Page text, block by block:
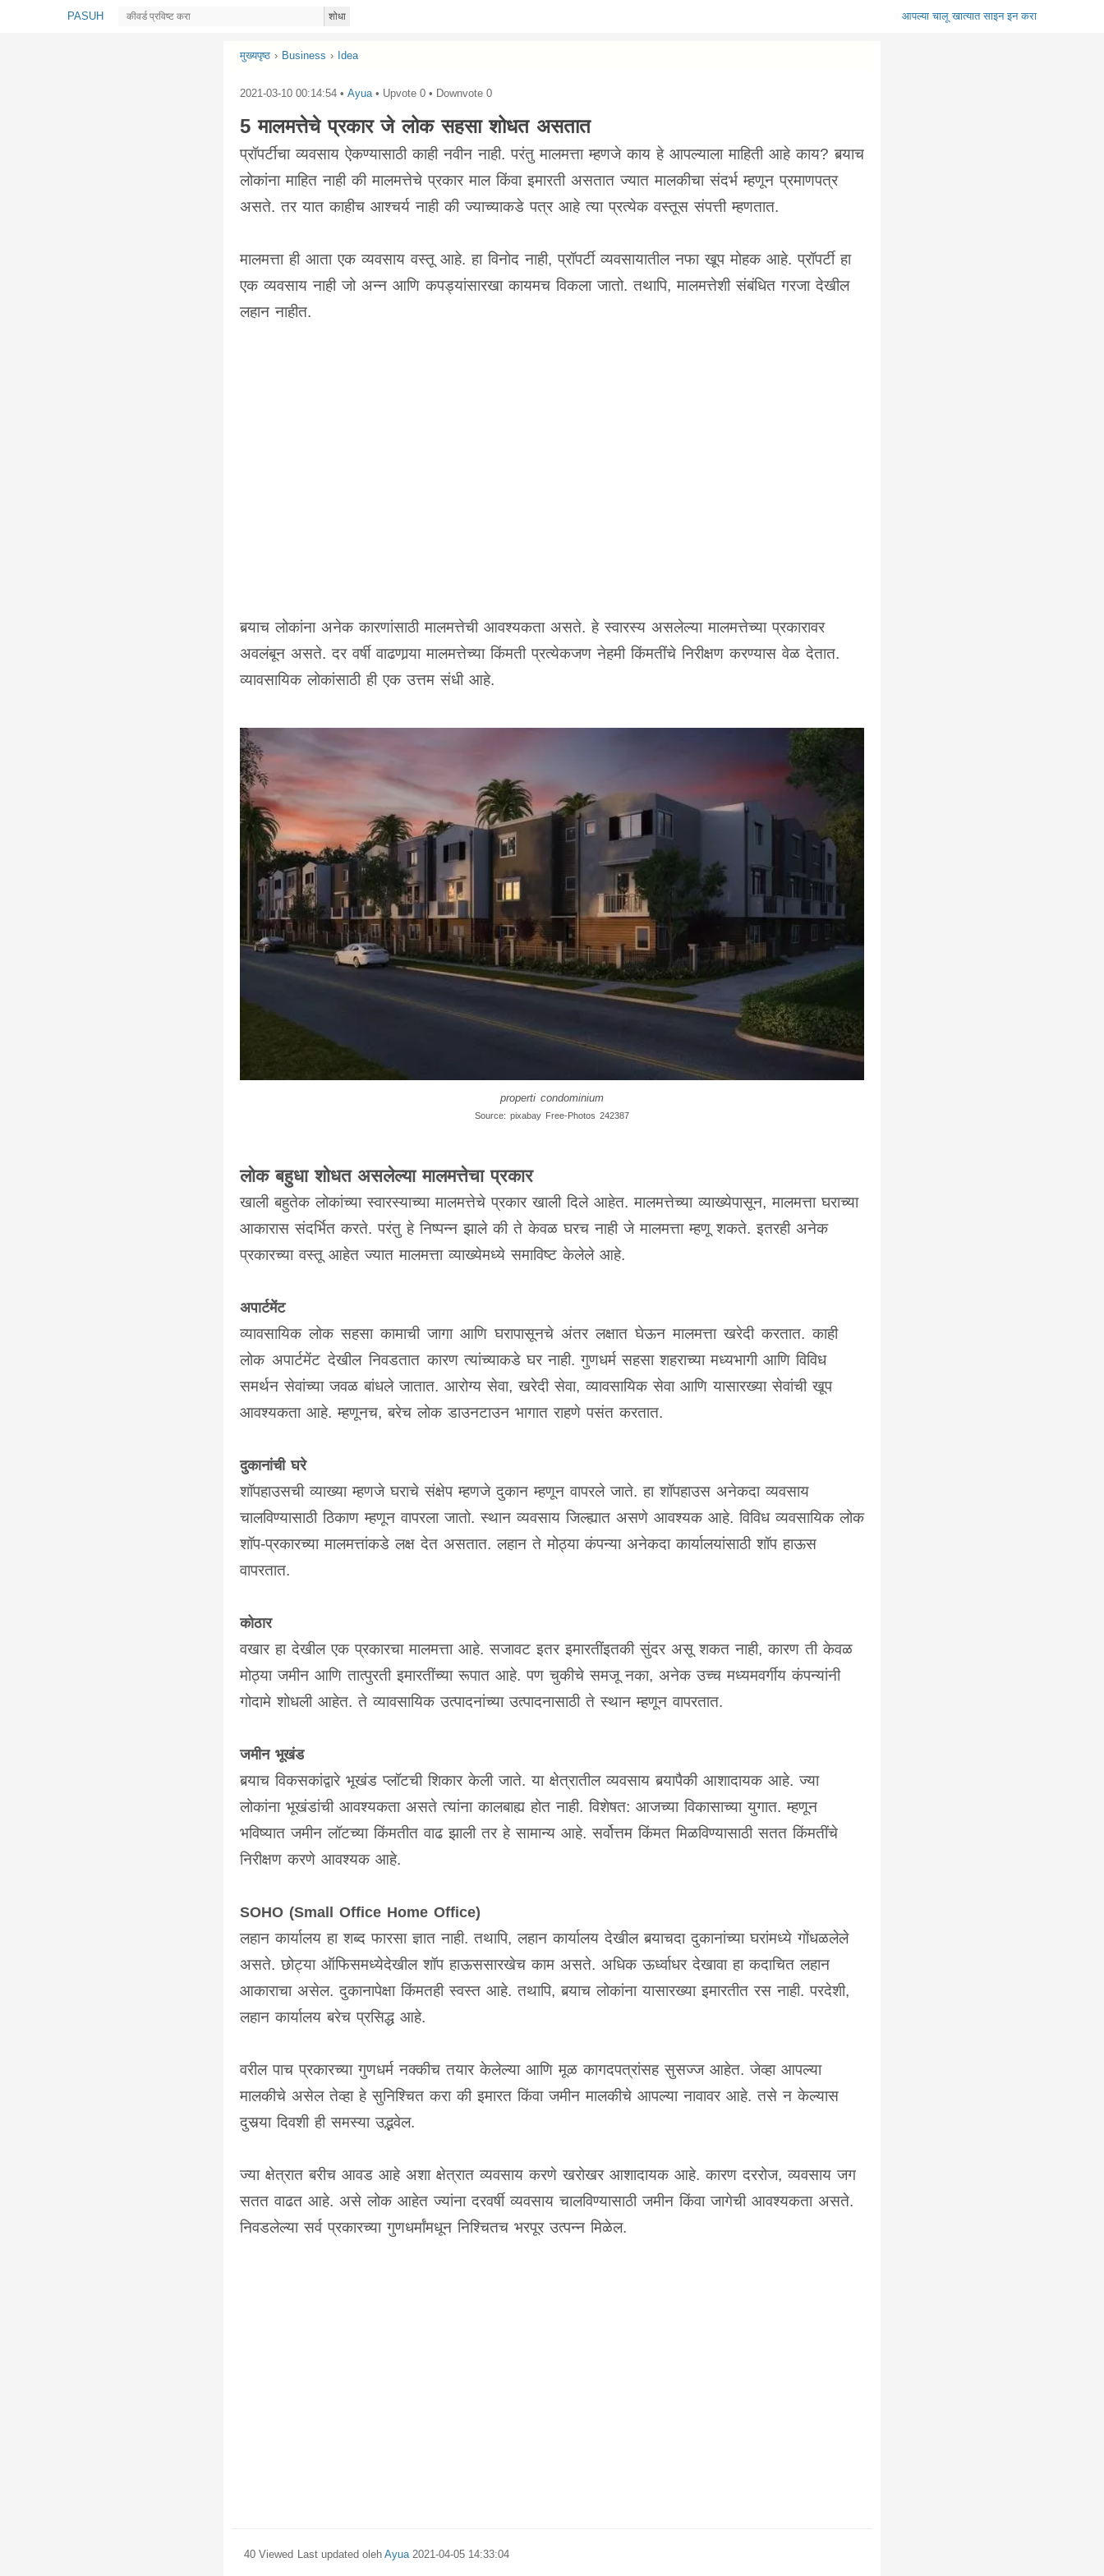
PASUH शोधा आपल्या चालू खात्यात साइन इन करा
मुख्यपृष्ठ › Business › Idea
2021-03-10 00:14:54 • Ayua• Upvote 0 • Downvote 0
5 मालमत्तेचे प्रकार जे लोक सहसा शोधत असतात
प्रॉपर्टीचा व्यवसाय ऐकण्यासाठी काही नवीन नाही. परंतु मालमत्ता म्हणजे काय हे आपल्याला माहिती आहे काय? बर्‍याच
लोकांना माहित नाही की मालमत्तेचे प्रकार माल किंवा इमारती असतात ज्यात मालकीचा संदर्भ म्हणून प्रमाणपत्र
असते. तर यात काहीच आश्चर्य नाही की ज्याच्याकडे पत्र आहे त्या प्रत्येक वस्तूस संपत्ती म्हणतात.
मालमत्ता ही आता एक व्यवसाय वस्तू आहे. हा विनोद नाही, प्रॉपर्टी व्यवसायातील नफा खूप मोहक आहे. प्रॉपर्टी हा
एक व्यवसाय नाही जो अन्न आणि कपड्यांसारखा कायमच विकला जातो. तथापि, मालमत्तेशी संबंधित गरजा देखील
लहान नाहीत.
बर्‍याच लोकांना अनेक कारणांसाठी मालमत्तेची आवश्यकता असते. हे स्वारस्य असलेल्या मालमत्तेच्या प्रकारावर
अवलंबून असते. दर वर्षी वाढणार्‍या मालमत्तेच्या किंमती प्रत्येकजण नेहमी किंमतींचे निरीक्षण करण्यास वेळ देतात.
व्यावसायिक लोकांसाठी ही एक उत्तम संधी आहे.
properti condominium
Source: pixabay Free-Photos 242387
लोक बहुधा शोधत असलेल्या मालमत्तेचा प्रकार
खाली बहुतेक लोकांच्या स्वारस्याच्या मालमत्तेचे प्रकार खाली दिले आहेत. मालमत्तेच्या व्याख्येपासून, मालमत्ता घराच्या
आकारास संदर्भित करते. परंतु हे निष्पन्न झाले की ते केवळ घरच नाही जे मालमत्ता म्हणू शकते. इतरही अनेक
प्रकारच्या वस्तू आहेत ज्यात मालमत्ता व्याख्येमध्ये समाविष्ट केलेले आहे.
अपार्टमेंट
व्यावसायिक लोक सहसा कामाची जागा आणि घरापासूनचे अंतर लक्षात घेऊन मालमत्ता खरेदी करतात. काही
लोक अपार्टमेंट देखील निवडतात कारण त्यांच्याकडे घर नाही. गुणधर्म सहसा शहराच्या मध्यभागी आणि विविध
समर्थन सेवांच्या जवळ बांधले जातात. आरोग्य सेवा, खरेदी सेवा, व्यावसायिक सेवा आणि यासारख्या सेवांची खूप
आवश्यकता आहे. म्हणूनच, बरेच लोक डाउनटाउन भागात राहणे पसंत करतात.
दुकानांची घरे
शॉपहाउसची व्याख्या म्हणजे घराचे संक्षेप म्हणजे दुकान म्हणून वापरले जाते. हा शॉपहाउस अनेकदा व्यवसाय
चालविण्यासाठी ठिकाण म्हणून वापरला जातो. स्थान व्यवसाय जिल्ह्यात असणे आवश्यक आहे. विविध व्यवसायिक लोक
शॉप-प्रकारच्या मालमत्तांकडे लक्ष देत असतात. लहान ते मोठ्या कंपन्या अनेकदा कार्यालयांसाठी शॉप हाऊस
वापरतात.
कोठार
वखार हा देखील एक प्रकारचा मालमत्ता आहे. सजावट इतर इमारतींइतकी सुंदर असू शकत नाही, कारण ती केवळ
मोठ्या जमीन आणि तात्पुरती इमारतींच्या रूपात आहे. पण चुकीचे समजू नका, अनेक उच्च मध्यमवर्गीय कंपन्यांनी
गोदामे शोधली आहेत. ते व्यावसायिक उत्पादनांच्या उत्पादनासाठी ते स्थान म्हणून वापरतात.
जमीन भूखंड
बर्‍याच विकसकांद्वारे भूखंड प्लॉटची शिकार केली जाते. या क्षेत्रातील व्यवसाय बर्‍यापैकी आशादायक आहे. ज्या
लोकांना भूखंडांची आवश्यकता असते त्यांना कालबाह्य होत नाही. विशेषत: आजच्या विकासाच्या युगात. म्हणून
भविष्यात जमीन लॉटच्या किंमतीत वाढ झाली तर हे सामान्य आहे. सर्वोत्तम किंमत मिळविण्यासाठी सतत किंमतींचे
निरीक्षण करणे आवश्यक आहे.
SOHO (Small Office Home Office)
लहान कार्यालय हा शब्द फारसा ज्ञात नाही. तथापि, लहान कार्यालय देखील बर्‍याचदा दुकानांच्या घरांमध्ये गोंधळलेले
असते. छोट्या ऑफिसमध्येदेखील शॉप हाऊससारखेच काम असते. अधिक ऊर्ध्वाधर देखावा हा कदाचित लहान
आकाराचा असेल. दुकानापेक्षा किंमतही स्वस्त आहे. तथापि, बर्‍याच लोकांना यासारख्या इमारतीत रस नाही. परदेशी,
लहान कार्यालय बरेच प्रसिद्ध आहे.
वरील पाच प्रकारच्या गुणधर्म नक्कीच तयार केलेल्या आणि मूळ कागदपत्रांसह सुसज्ज आहेत. जेव्हा आपल्या
मालकीचे असेल तेव्हा हे सुनिश्चित करा की इमारत किंवा जमीन मालकीचे आपल्या नावावर आहे. तसे न केल्यास
दुसर्‍या दिवशी ही समस्या उद्भवेल.
ज्या क्षेत्रात बरीच आवड आहे अशा क्षेत्रात व्यवसाय करणे खरोखर आशादायक आहे. कारण दररोज, व्यवसाय जग
सतत वाढत आहे. असे लोक आहेत ज्यांना दरवर्षी व्यवसाय चालविण्यासाठी जमीन किंवा जागेची आवश्यकता असते.
निवडलेल्या सर्व प्रकारच्या गुणधर्मांमधून निश्चितच भरपूर उत्पन्न मिळेल.
40 Viewed Last updated oleh Ayua 2021-04-05 14:33:04